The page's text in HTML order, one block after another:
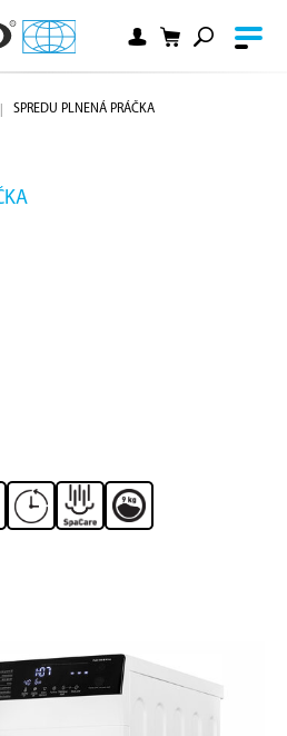
SPREDU PLNENÁ PRÁČKA